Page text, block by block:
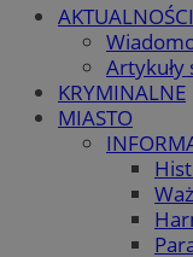
AKTUALNOŚCI
Artykuły
KRYMINALNE
MIASTO